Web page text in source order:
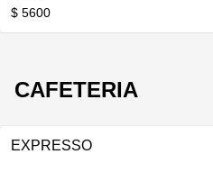
$ 5600
CAFETERIA
EXPRESSO